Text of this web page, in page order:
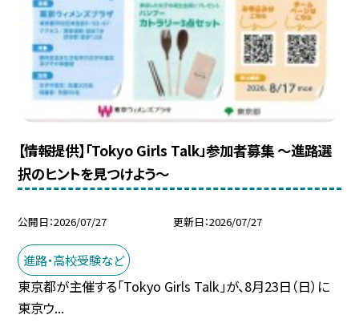
【情報提供】「Tokyo Girls Talk」参加者募集 ～進路選
択のヒントを見つけよう～
公開日 2026/07/27 更新日 2026/07/27
進路・高校受験など
東京都が主催する「Tokyo Girls Talk」が、8月23日（日）に
東京ウ...